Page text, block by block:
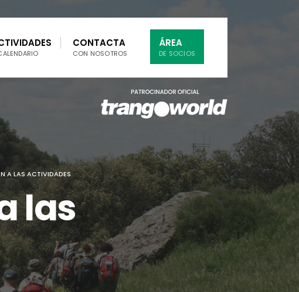
CONTACTA
CON NOSOTROS
ÁREA
DE SOCIOS
A LAS ACTIVIDADES
las